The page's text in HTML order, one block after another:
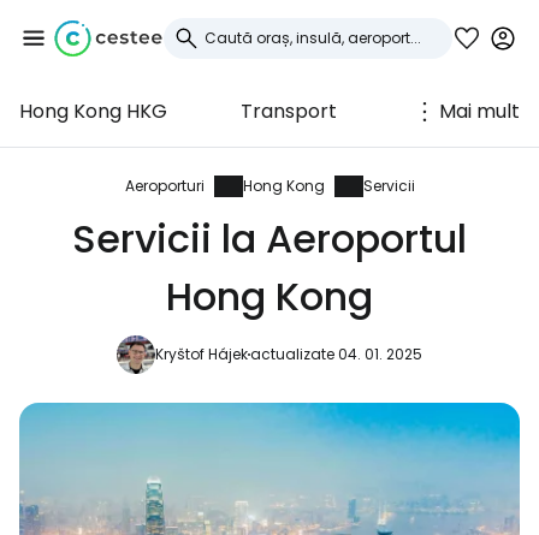
Hong Kong HKG Transport Mai mult
Aeroporturi Hong Kong Servicii
Servicii la Aeroportul
Hong Kong
Kryštof Hájekactualizate 04. 01. 2025
Conectați-vă la
Cestee
... comunitatea mondială a călătorilor
Continuați cu Google
Continuați cu Facebook
Continuați cu e-mailul